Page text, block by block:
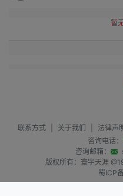
暂
联系方式 关于我们 法律声
咨询电话：
咨询邮箱：
版权所有：寰宇天涯
蜀ICP